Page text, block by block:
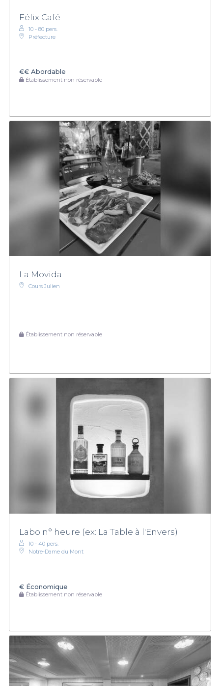
Félix Café
10 - 80 pers.
Préfecture
€€ Abordable
Établissement non réservable
La Movida
Cours Julien
Établissement non réservable
Labo n° heure (ex: La Table à l'Envers)
10 - 40 pers.
Notre-Dame du Mont
€ Économique
Établissement non réservable